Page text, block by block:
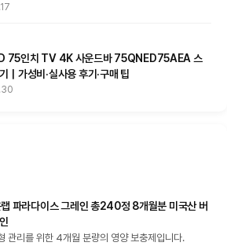
75인치 TV 4K 사운드바 75QNED75AEA 스
｜가성비·실사용 후기·구매 팁
파라다이스 그레인 총240정 8개월분 미국산 버
관리를 위한 4개월 분량의 영양 보충제입니다.